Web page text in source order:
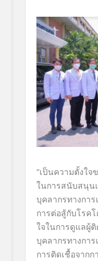
“เป็นความตั้งใจ
ในการสนับสนุน
บุคลากรทางกา
การต่อสู้กับโรค
ใจในการดูแลผู้
บุคลากรทางกา
การติดเชื้อจาก